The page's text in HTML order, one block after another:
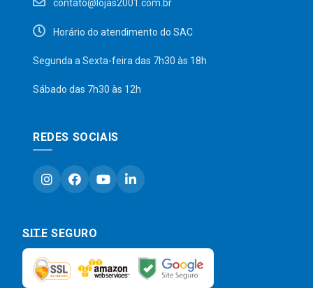
contato@lojas2001.com.br
Horário do atendimento do SAC
Segunda a Sexta-feira das 7h30 às 18h
Sábado das 7h30 às 12h
REDES SOCIAIS
SITE SEGURO